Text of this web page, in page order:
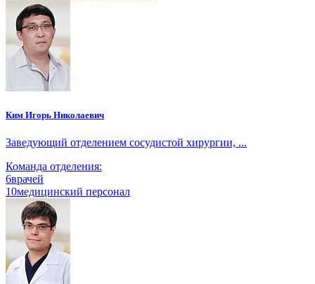
Ким Игорь Николаевич
Заведующий отделением сосудистой хирургии, ...
Команда отделения:
6врачей
10медицинский персонал